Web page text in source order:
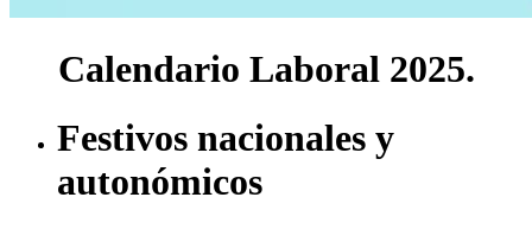
Calendario Laboral 2025.
Festivos nacionales y
autonómicos